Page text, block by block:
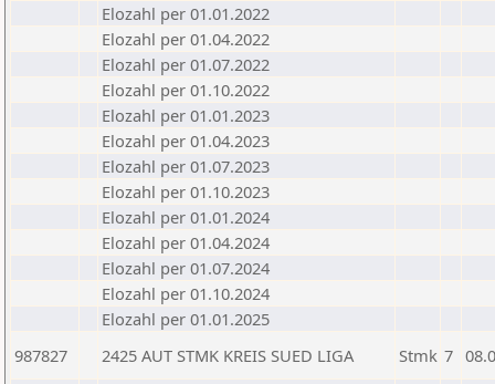
Elozahl per 01.01.2022
Elozahl per 01.04.2022
Elozahl per 01.07.2022
Elozahl per 01.10.2022
Elozahl per 01.01.2023
Elozahl per 01.04.2023
Elozahl per 01.07.2023
Elozahl per 01.10.2023
Elozahl per 01.01.2024
Elozahl per 01.04.2024
Elozahl per 01.07.2024
Elozahl per 01.10.2024
Elozahl per 01.01.2025
987827
2425 AUT STMK KREIS SUED LIGA Stmk 7